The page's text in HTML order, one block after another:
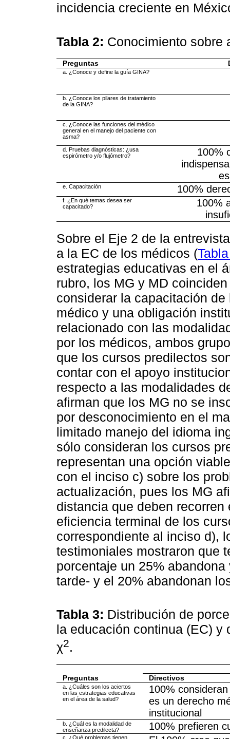
incidencia creciente en
Tabla 2: Conocimiento
Preguntas
a. ¿Conoce y define la guía GINA?
b. ¿Conoce los pilares de tratamiento
de la GINA?
c. ¿Conoce las funciones del médico
general en el manejo del paciente con
asma?
d. Pruebas diagnósticas: ¿usa
espirómetro y/o flujómetro?
100%
e. Capacitación 100%
f. ¿En qué temas desea ser
capacitado?
100%
Sobre el Eje 2 de la
a la EC de los médicos (
estrategias educativas en el
rubro, los MG y MD
considerar la capacitación
médico y una obligación
relacionado con las
por los médicos, ambos
que los cursos predilectos
contar con el apoyo
respecto a las modalidades
afirman que los MG no se
por desconocimiento en el
limitado manejo del idioma
sólo consideran los cursos
representan una opción
con el inciso c) sobre los
actualización, pues los MG
distancia que deben
eficiencia terminal de los
correspondiente al inciso d),
testimoniales mostraron que
porcentaje un 25%
tarde- y el 20% abandonan
Tabla 3: Distribución de
la educación continua (EC)
χ2.
Preguntas Directivos
a. ¿Cuáles son los aciertos
en las estrategias educativas
en el área de la salud?
100%
es un derecho
institucional
b. ¿Cuál es la modalidad de
enseñanza predilecta?
100% prefieren
c. ¿Qué problemas tienen